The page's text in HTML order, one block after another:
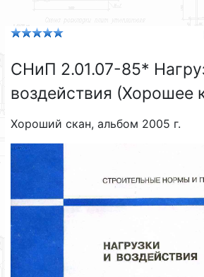
СНиП 2.01.07-85*
воздействия (Хорошее
Хороший скан, альбом 2005 г.